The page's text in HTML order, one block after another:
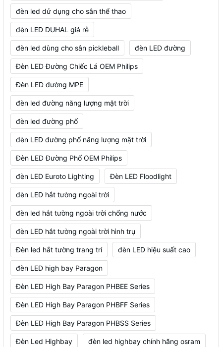
đèn led dử dụng cho sân thể thao
đèn LED DUHAL giá rẻ
đèn led dùng cho sân pickleball đèn LED đường
Đèn LED Đường Chiếc Lá OEM Philips
Đèn LED đường MPE
đèn led đường năng lượng mặt trời
đèn led đường phố
đèn LED đường phố năng lượng mặt trời
Đèn LED Đường Phố OEM Philips
đèn LED Euroto Lighting Đèn LED Floodlight
đèn LED hắt tường ngoài trời
đèn led hắt tường ngoài trời chống nước
đèn LED hắt tường ngoài trời hình trụ
Đèn led hắt tường trang trí đèn LED hiệu suất cao
đèn LED high bay Paragon
Đèn LED High Bay Paragon PHBEE Series
Đèn LED High Bay Paragon PHBFF Series
Đèn LED High Bay Paragon PHBSS Series
Đèn Led Highbay đèn led highbay chính hãng osram